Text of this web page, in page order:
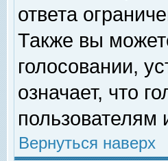
ответа
Также вы
голосовании,
означает, что
пользователям
Вернуться наверх